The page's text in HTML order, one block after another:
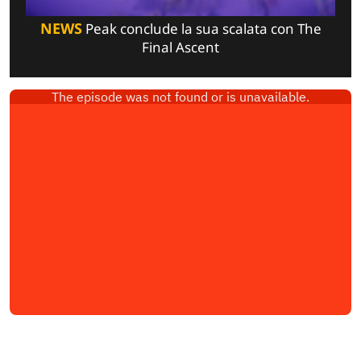
NEWSPeak conclude la sua scalata con The
Final Ascent